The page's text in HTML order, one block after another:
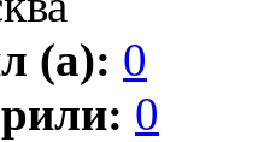
(а): 0
0